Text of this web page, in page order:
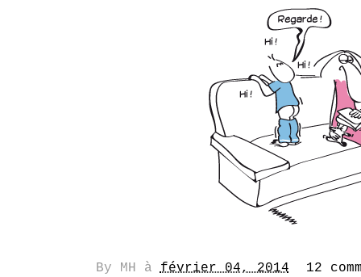
By MH àfévrier 04, 2014
12